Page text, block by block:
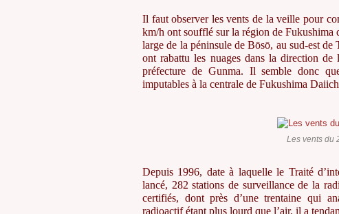
Il faut observer les vents de la veille pour
km/h ont soufflé sur la région de Fukushima
large de la péninsule de Bōsō, au sud-est
ont rabattu les nuages dans la direction
préfecture de Gunma. Il semble donc
imputables à la centrale de Fukushima
Les vents du
Depuis 1996, date à laquelle le Traité
lancé, 282 stations de surveillance de la
certifiés, dont près d’une trentaine qui
radioactif étant plus lourd que l’air, il a